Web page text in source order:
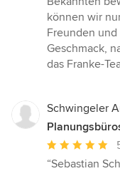
können wir
Freunden
Geschmack,
das Franke-
Schwingeler
Bewertung:
“Sebastian